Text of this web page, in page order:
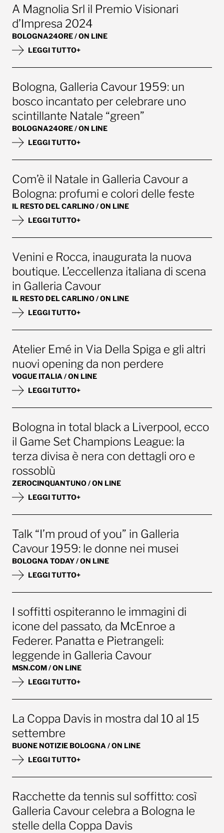
A Magnolia Srl il Premio Visionari
d’Impresa 2024
BOLOGNA24ORE / ON LINE
LEGGI TUTTO+
Bologna, Galleria Cavour 1959: un
bosco incantato per celebrare uno
scintillante Natale “green”
BOLOGNA24ORE / ON LINE
LEGGI TUTTO+
Com’è il Natale in Galleria Cavour a
Bologna: profumi e colori delle feste
IL RESTO DEL CARLINO / ON LINE
LEGGI TUTTO+
Venini e Rocca, inaugurata la nuova
boutique. L’eccellenza italiana di scena
in Galleria Cavour
IL RESTO DEL CARLINO / ON LINE
LEGGI TUTTO+
Atelier Emé in Via Della Spiga e gli altri
nuovi opening da non perdere
VOGUE ITALIA / ON LINE
LEGGI TUTTO+
Bologna in total black a Liverpool, ecco
il Game Set Champions League: la
terza divisa è nera con dettagli oro e
rossoblù
ZEROCINQUANTUNO / ON LINE
LEGGI TUTTO+
Talk “I’m proud of you” in Galleria
Cavour 1959: le donne nei musei
BOLOGNA TODAY / ON LINE
LEGGI TUTTO+
I soffitti ospiteranno le immagini di
icone del passato, da McEnroe a
Federer. Panatta e Pietrangeli:
leggende in Galleria Cavour
MSN.COM / ON LINE
LEGGI TUTTO+
La Coppa Davis in mostra dal 10 al 15
settembre
BUONE NOTIZIE BOLOGNA / ON LINE
LEGGI TUTTO+
Racchette da tennis sul soffitto: così
Galleria Cavour celebra a Bologna le
stelle della Coppa Davis